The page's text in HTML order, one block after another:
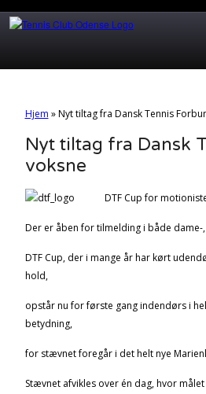
Hjem »Nyt tiltag fra Dansk Tennis
Nyt tiltag fra Dansk
voksne
DTF Cup for
Der er åben for tilmelding i både
DTF Cup, der i mange år har kørt
hold,
opstår nu for første gang indendørs i
betydning,
for stævnet foregår i det helt nye
Stævnet afvikles over én dag, hvor